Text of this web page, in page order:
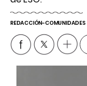
REDACCIÓN-COMUNIDADES